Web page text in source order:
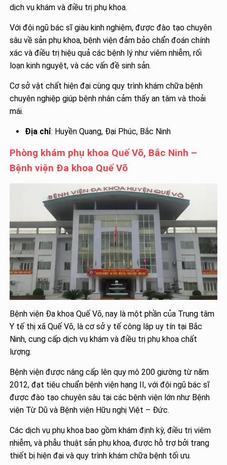
dịch vụ khám và điều trị phụ khoa.
Với đội ngũ bác sĩ giàu kinh nghiệm, được đào tạo chuyên
sâu về sản phụ khoa, bệnh viện đảm bảo chẩn đoán chính
xác và điều trị hiệu quả các bệnh lý như viêm nhiễm, rối
loạn kinh nguyệt, và các vấn đề sinh sản.
Cơ sở vật chất hiện đại cùng quy trình khám chữa bệnh
chuyên nghiệp giúp bệnh nhân cảm thấy an tâm và thoải
mái.
Địa chỉ: Huyền Quang, Đại Phúc, Bắc Ninh
Phòng khám phụ khoa Quế Võ, Bắc Ninh –
Bệnh viện Đa khoa Quế Võ
Bệnh viện Đa khoa Quế Võ, nay là một phần của Trung tâm
Y tế thị xã Quế Võ, là cơ sở y tế công lập uy tín tại Bắc
Ninh, cung cấp dịch vụ khám và điều trị phụ khoa chất
lượng.
Bệnh viện được nâng cấp lên quy mô 200 giường từ năm
2012, đạt tiêu chuẩn bệnh viện hạng II, với đội ngũ bác sĩ
được đào tạo chuyên sâu tại các bệnh viện lớn như Bệnh
viện Từ Dũ và Bệnh viện Hữu nghị Việt – Đức.
Các dịch vụ phụ khoa bao gồm khám định kỳ, điều trị viêm
nhiễm, và phẫu thuật sản phụ khoa, được hỗ trợ bởi trang
thiết bị hiện đại và quy trình khám chữa bệnh tối ưu.